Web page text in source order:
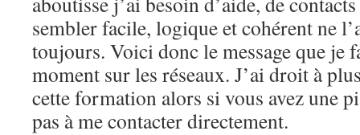
sembler facile, logique et cohérent ne
toujours. Voici donc le message que je
moment sur les réseaux. J’ai droit à
cette formation alors si vous avez une
pas à me contacter directement.